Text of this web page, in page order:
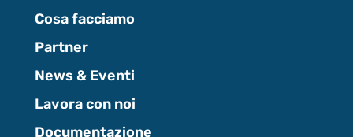
Cosa facciamo
Partner
News & Eventi
Lavora con noi
Documentazione